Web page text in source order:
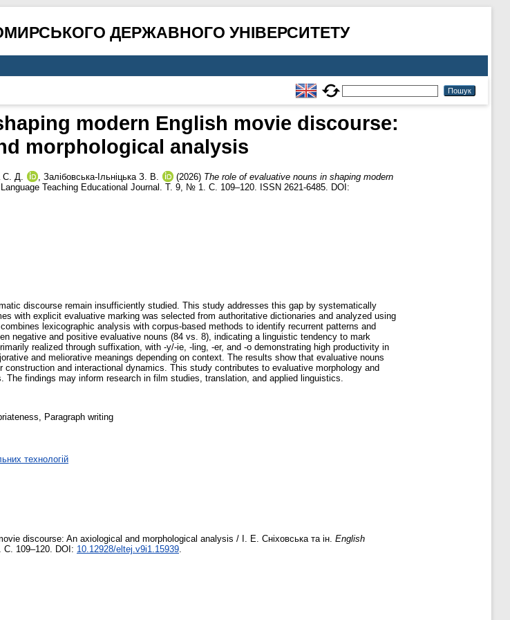
ДЕРЖАВНОГО УНІВЕРСИТЕТУ
modern English movie discourse:
morphological analysis
С. Д. , Залібовська-Ільніцька З. В. (2026) The role of evaluative nouns in shaping modern
Teaching Educational Journal. Т. 9, № 1. С. 109–120. ISSN 2621-6485. DOI:
discourse remain insufficiently studied. This study addresses this gap by systematically
with explicit evaluative marking was selected from authoritative dictionaries and analyzed using
lexicographic analysis with corpus-based methods to identify recurrent patterns and
negative and positive evaluative nouns (84 vs. 8), indicating a linguistic tendency to mark
realized through suffixation, with -y/-ie, -ling, -er, and -o demonstrating high productivity in
and meliorative meanings depending on context. The results show that evaluative nouns
and interactional dynamics. This study contributes to evaluative morphology and
findings may inform research in film studies, translation, and applied linguistics.
Paragraph writing
технологій
discourse: An axiological and morphological analysis / І. Е. Сніховська та ін. English
С. 109–120. DOI: 10.12928/eltej.v9i1.15939